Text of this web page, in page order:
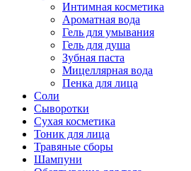
Интимная косметика
Ароматная вода
Гель для умывания
Гель для душа
Зубная паста
Мицеллярная вода
Пенка для лица
Соли
Сыворотки
Сухая косметика
Тоник для лица
Травяные сборы
Шампуни